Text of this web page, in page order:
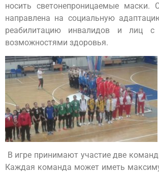
носить светонепроницаемые маски.
направлена на социальную
реабилитацию инвалидов и лиц с
возможностями здоровья.
В игре принимают участие две
Каждая команда может иметь